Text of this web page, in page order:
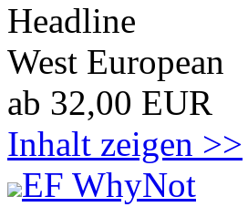
Headline
West European
ab 32,00 EUR
Inhalt zeigen >>
EF WhyNot